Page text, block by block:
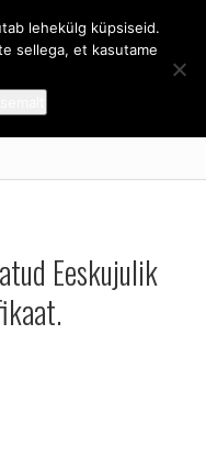
ettevõte
Eeskujulik
lehekülg küpsiseid.
sellega, et kasutame